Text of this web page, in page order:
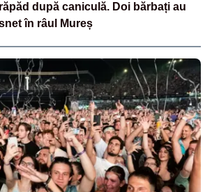
după caniculă. Doi bărbați au
în râul Mureș